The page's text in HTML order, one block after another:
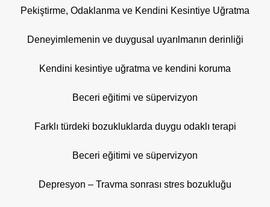
Pekiştirme, Odaklanma ve Kendini Kesintiye Uğratma
Deneyimlemenin ve duygusal uyarılmanın derinliği
Kendini kesintiye uğratma ve kendini koruma
Beceri eğitimi ve süpervizyon
Farklı türdeki bozukluklarda duygu odaklı terapi
Beceri eğitimi ve süpervizyon
Depresyon – Travma sonrası stres bozukluğu